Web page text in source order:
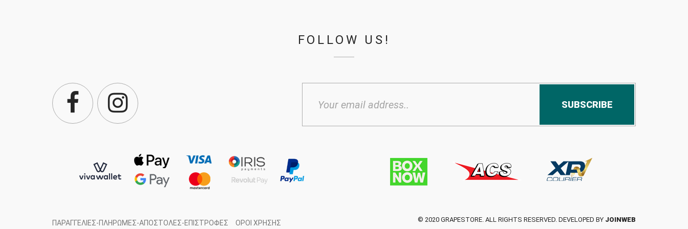
FOLLOW US!
SUBSCRIBE
ΠΑΡΑΓΓΕΛΊΕΣ-ΠΛΗΡΩΜΈΣ-ΑΠΟΣΤΟΛΈΣ-ΕΠΙΣΤΡΟΦΈΣ ΌΡΟΙ ΧΡΉΣΗΣ © 2020 GRAPESTORE. ALL RIGHTS RESERVED. DEVELOPED BY JOINWEB